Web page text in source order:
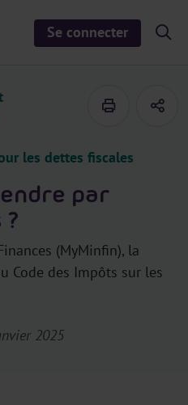
Se connecter
S
i
les dettes fiscales
par
(MyMinfin), la
Code des Impôts sur les
2025